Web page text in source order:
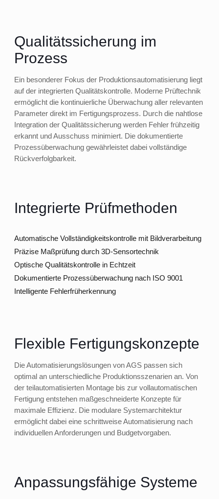
Qualitätssicherung im
Prozess
Ein besonderer Fokus der Produktionsautomatisierung liegt
auf der integrierten Qualitätskontrolle. Moderne Prüftechnik
ermöglicht die kontinuierliche Überwachung aller relevanten
Parameter direkt im Fertigungsprozess. Durch die nahtlose
Integration der Qualitätssicherung werden Fehler frühzeitig
erkannt und Ausschuss minimiert. Die dokumentierte
Prozessüberwachung gewährleistet dabei vollständige
Rückverfolgbarkeit.
Integrierte Prüfmethoden
Automatische Vollständigkeitskontrolle mit Bildverarbeitung
Präzise Maßprüfung durch 3D-Sensortechnik
Optische Qualitätskontrolle in Echtzeit
Dokumentierte Prozessüberwachung nach ISO 9001
Intelligente Fehlerfrüherkennung
Flexible Fertigungskonzepte
Die Automatisierungslösungen von AGS passen sich
optimal an unterschiedliche Produktionsszenarien an. Von
der teilautomatisierten Montage bis zur vollautomatischen
Fertigung entstehen maßgeschneiderte Konzepte für
maximale Effizienz. Die modulare Systemarchitektur
ermöglicht dabei eine schrittweise Automatisierung nach
individuellen Anforderungen und Budgetvorgaben.
Anpassungsfähige Systeme